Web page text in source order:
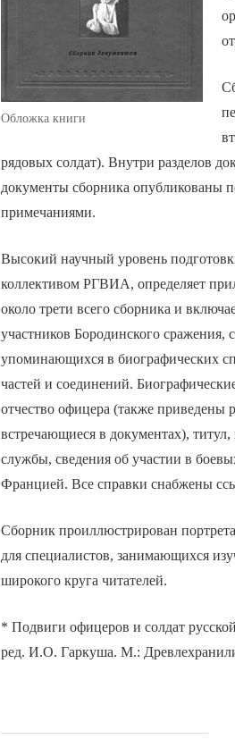
Обложка книги
рядовых солдат). Внутри разделов
документы сборника опубликованы
примечаниями.
Высокий научный уровень
коллективом РГВИА, определяет
около трети всего сборника и
участников Бородинского
упоминающихся в биографических
частей и соединений.
отчество офицера (также приведены
встречающиеся в документах),
службы, сведения об участии в
Францией. Все справки снабжены
Сборник проиллюстрирован
для специалистов, занимающихся
широкого круга читателей.
* Подвиги офицеров и солдат
ред. И.О. Гаркуша. М.: